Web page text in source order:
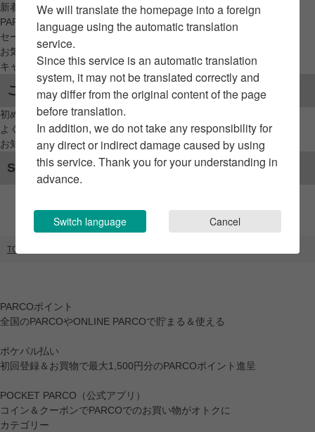
新着アイテムから探す
PARCO限定アイテムから探す
セールアイテムから探す
お気に入りから探す
キャンペーン/クーポン対象から探す
ご利用案内
初めてのお客様へ
よくあるご質問 / お問い合わせ
お知らせ
SNSアカウント
TOP
PARCOポイント
全国のPARCOやONLINE PARCOで貯まる＆使える
ポケパル払い
初回登録＆お買物で最大1,500円分のPARCOポイント進呈
POCKET PARCO（公式アプリ）
コイン＆クーポンでPARCOでのお買い物がオトクに
カテゴリー
We will translate the homepage into a foreign
language using the automatic translation
service.
Since this service is an automatic translation
system, it may not be translated correctly and
may differ from the original content of the page
before translation.
In addition, we do not take any responsibility for
any direct or indirect damage caused by using
this service. Thank you for your understanding in
advance.
Switch language Cancel